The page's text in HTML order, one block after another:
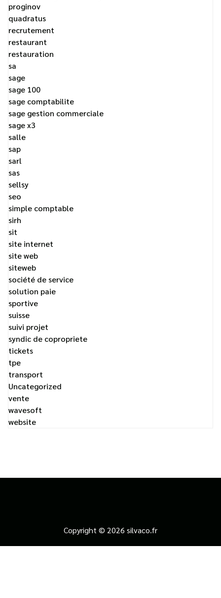
proginov
quadratus
recrutement
restaurant
restauration
sa
sage
sage 100
sage comptabilite
sage gestion commerciale
sage x3
salle
sap
sarl
sas
sellsy
seo
simple comptable
sirh
sit
site internet
site web
siteweb
société de service
solution paie
sportive
suisse
suivi projet
syndic de copropriete
tickets
tpe
transport
Uncategorized
vente
wavesoft
website
Copyright © 2026 silvaco.fr